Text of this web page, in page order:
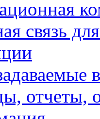
связь
отчеты,